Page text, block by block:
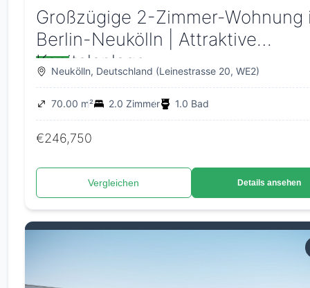
Großzügige 2-Zimmer-Wohnung
Berlin-Neukölln | Attraktive
Kapitalanlage
Neukölln, Deutschland (Leinestrasse 20, WE2)
70.00 m² 2.0 Zimmer 1.0 Bad
€246,750
Vergleichen Details ansehen